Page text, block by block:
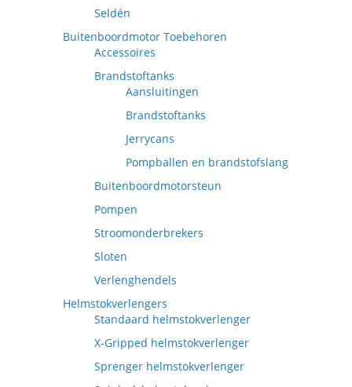
Seldén
Buitenboordmotor Toebehoren
Accessoires
Brandstoftanks
Aansluitingen
Brandstoftanks
Jerrycans
Pompballen en brandstofslang
Buitenboordmotorsteun
Pompen
Stroomonderbrekers
Sloten
Verlenghendels
Helmstokverlengers
Standaard helmstokverlenger
X-Gripped helmstokverlenger
Sprenger helmstokverlenger